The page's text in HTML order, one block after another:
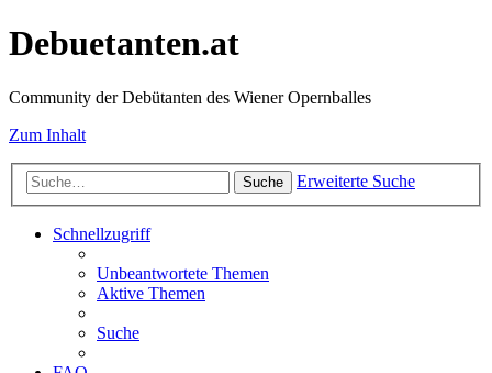
Debuetanten.at
Community der Debütanten des Wiener Opernballes
Zum Inhalt
Suche Erweiterte Suche
Schnellzugriff
Unbeantwortete Themen
Aktive Themen
Suche